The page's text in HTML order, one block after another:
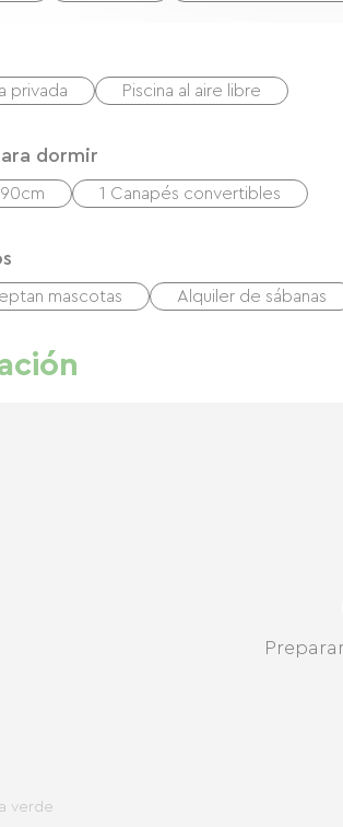
privada Piscina al aire libre
dormir
1 Canapés convertibles
mascotas Alquiler de sábanas
verde